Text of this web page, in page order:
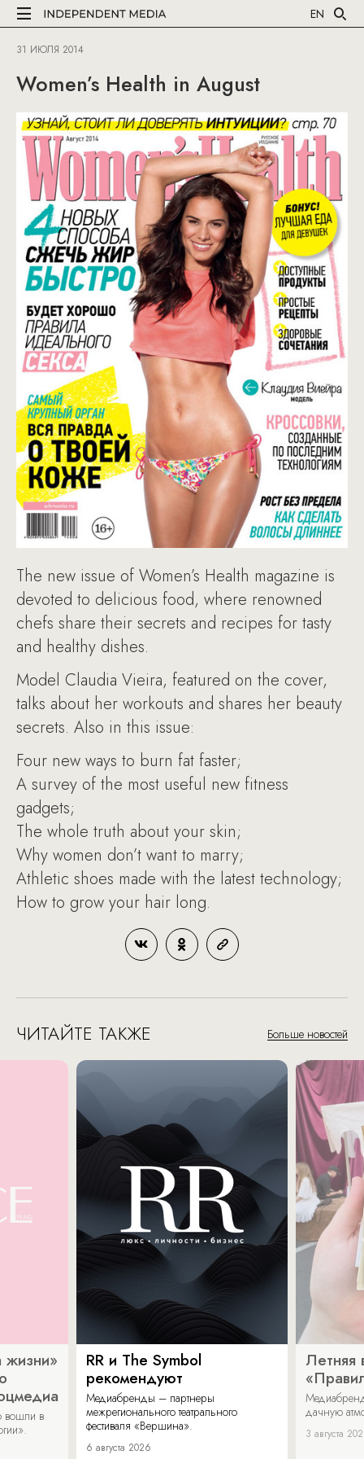
EN
31 ИЮЛЯ 2014
Women’s Health in August
The new issue of Women’s Health magazine is
devoted to delicious food, where renowned
chefs share their secrets and recipes for tasty
and healthy dishes.
Model Claudia Vieira, featured on the cover,
talks about her workouts and shares her beauty
secrets. Also in this issue:
Four new ways to burn fat faster;
A survey of the most useful new fitness
gadgets;
The whole truth about your skin;
Why women don’t want to marry;
Athletic shoes made with the latest technology;
How to grow your hair long.
ЧИТАЙТЕ ТАКЖЕ Больше новостей
жизни»
вошли в
RR и The Symbol
рекомендуют
Медиабренды – партнеры
межрегионального театрального
фестиваля «Вершина».
6 августа 2026
Летняя
дачную
3 августа